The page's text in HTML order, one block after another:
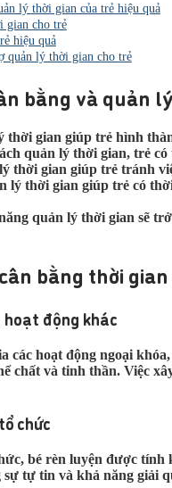
lý thời gian của trẻ hiệu quả
gian cho trẻ
hiệu quả
quản lý thời gian cho trẻ
bằng và quản
gian giúp trẻ hình
quản lý thời gian, trẻ
thời gian giúp trẻ tránh
lý thời gian giúp trẻ có
quản lý thời gian sẽ
bằng thời
hoạt động khác
các hoạt động ngoại
chất và tinh thần. Việc
chức
bé rèn luyện được tính
tự tin và khả năng giải